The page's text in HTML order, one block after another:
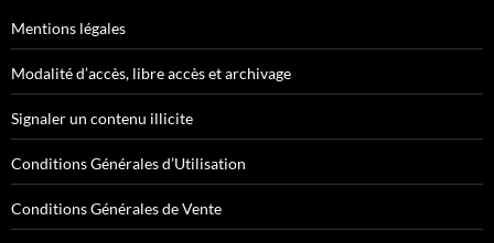
Mentions légales
Modalité d’accès, libre accès et archivage
Signaler un contenu illicite
Conditions Générales d’Utilisation
Conditions Générales de Vente